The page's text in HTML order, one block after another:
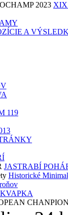
XIX
A
119
JASTRABÍ
Historické
KVAPKA